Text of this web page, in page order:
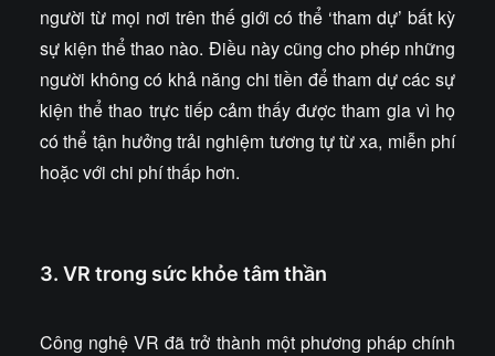
người từ mọi nơi trên thế giới có thể ‘tham dự’ bất kỳ
sự kiện thể thao nào. Điều này cũng cho phép những
người không có khả năng chi tiền để tham dự các sự
kiện thể thao trực tiếp cảm thấy được tham gia vì họ
có thể tận hưởng trải nghiệm tương tự từ xa, miễn phí
hoặc với chi phí thấp hơn.
3. VR trong sức khỏe tâm thần
Công nghệ VR đã trở thành một phương pháp chính